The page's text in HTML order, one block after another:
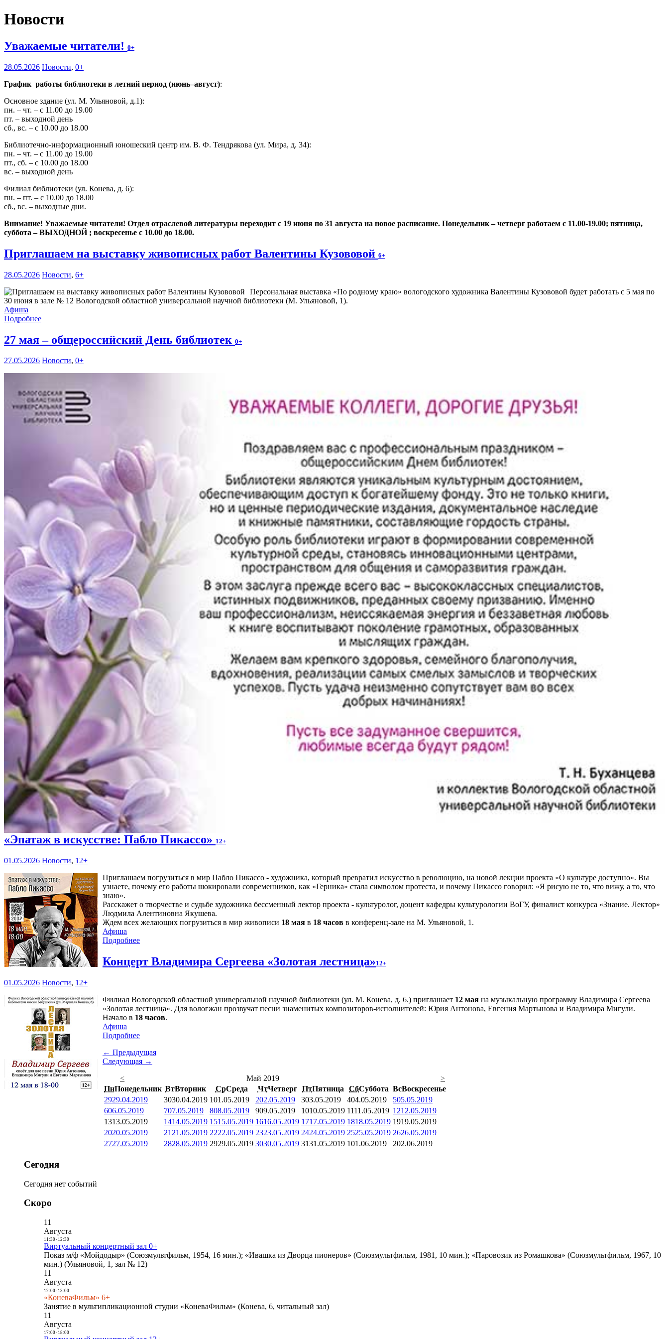
Новости
Уважаемые читатели! 0+
28.05.2026 Новости, 0+
График работы библиотеки в летний период (июнь–август):
Основное здание (ул. М. Ульяновой, д.1):
пн. – чт. – с 11.00 до 19.00
пт. – выходной день
сб., вс. – с 10.00 до 18.00
Библиотечно-информационный юношеский центр им. В. Ф. Тендрякова (ул. Мира, д. 34):
пн. – чт. – с 11.00 до 19.00
пт., сб. – с 10.00 до 18.00
вс. – выходной день
Филиал библиотеки (ул. Конева, д. 6):
пн. – пт. – с 10.00 до 18.00
сб., вс. – выходные дни.
Внимание! Уважаемые читатели! Отдел отраслевой литературы переходит с 19 июня по 31 августа на новое расписание. Понедельник – четверг работаем с 11.00-19.00; пятница,
суббота – ВЫХОДНОЙ ; воскресенье с 10.00 до 18.00.
Приглашаем на выставку живописных работ Валентины Кузововой 6+
28.05.2026 Новости, 6+
Персональная выставка «По родному краю» вологодского художника Валентины Кузововой будет работать с 5 мая по
30 июня в зале № 12 Вологодской областной универсальной научной библиотеки (М. Ульяновой, 1).
Афиша
Подробнее
27 мая – общероссийский День библиотек 0+
27.05.2026 Новости, 0+
«Эпатаж в искусстве: Пабло Пикассо» 12+
01.05.2026 Новости, 12+
Приглашаем погрузиться в мир Пабло Пикассо - художника, который превратил искусство в революцию, на новой лекции проекта «О культуре доступно». Вы
узнаете, почему его работы шокировали современников, как «Герника» стала символом протеста, и почему Пикассо говорил: «Я рисую не то, что вижу, а то, что
знаю».
Расскажет о творчестве и судьбе художника бессменный лектор проекта - культуролог, доцент кафедры культурологии ВоГУ, финалист конкурса «Знание. Лектор»
Людмила Алентиновна Якушева.
Ждем всех желающих погрузиться в мир живописи 18 мая в 18 часов в конференц-зале на М. Ульяновой, 1.
Афиша
Подробнее
Концерт Владимира Сергеева «Золотая лестница»12+
01.05.2026 Новости, 12+
Филиал Вологодской областной универсальной научной библиотеки (ул. М. Конева, д. 6.) приглашает 12 мая на музыкальную программу Владимира Сергеева
«Золотая лестница». Для вологжан прозвучат песни знаменитых композиторов-исполнителей: Юрия Антонова, Евгения Мартынова и Владимира Мигули.
Начало в 18 часов.
Афиша
Подробнее
← Предыдущая
Следующая →
<
Май 2019
>
ПнПонедельник ВтВторник СрСреда ЧтЧетверг ПтПятница СбСуббота ВсВоскресенье
2929.04.2019 3030.04.2019 101.05.2019 202.05.2019 303.05.2019 404.05.2019 505.05.2019
606.05.2019 707.05.2019 808.05.2019 909.05.2019 1010.05.2019 1111.05.2019 1212.05.2019
1313.05.2019 1414.05.2019 1515.05.2019 1616.05.2019 1717.05.2019 1818.05.2019 1919.05.2019
2020.05.2019 21 21.05.2019 2222.05.2019 2323.05.2019 2424.05.2019 2525.05.2019 2626.05.2019
2727.05.2019 2828.05.2019 2929.05.2019 3030.05.2019 3131.05.2019 101.06.2019 202.06.2019
Сегодня
Сегодня нет событий
Скоро
11
Августа
11:30- 12:30
Виртуальный концертный зал 0+
Показ м/ф «Мойдодыр» (Союзмультфильм, 1954, 16 мин.); «Ивашка из Дворца пионеров» (Союзмультфильм, 1981, 10 мин.); «Паровозик из Ромашкова» (Союзмультфильм, 1967, 10
мин.) (Ульяновой, 1, зал № 12)
11
Августа
12:00- 13:00
«КоневаФильм» 6+
Занятие в мультипликационной студии «КоневаФильм» (Конева, 6, читальный зал)
11
Августа
17:00- 18:00